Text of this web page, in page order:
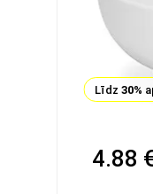
Līdz 30%
4.88